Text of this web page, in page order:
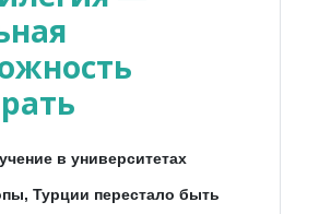
в университетах
Турции перестало быть